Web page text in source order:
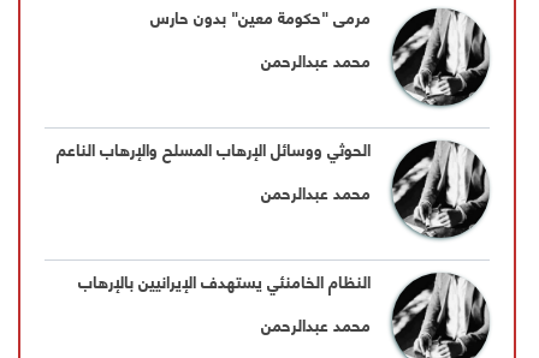
مرمى "حكومة معين" بدون حارس
محمد عبدالرحمن
الحوثي ووسائل الإرهاب المسلح والإرهاب الناعم
محمد عبدالرحمن
النظام الخامنئي يستهدف الإيرانيين بالإرهاب
محمد عبدالرحمن